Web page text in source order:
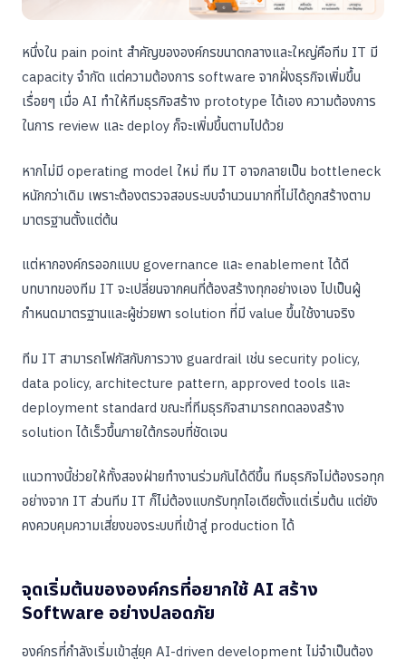
หนึ่งใน pain point สำคัญขององค์กรขนาดกลางและใหญ่คือทีม IT มี
capacity จำกัด แต่ความต้องการ software จากฝั่งธุรกิจเพิ่มขึ้น
เรื่อยๆ เมื่อ AI ทำให้ทีมธุรกิจสร้าง prototype ได้เอง ความต้องการ
ในการ review และ deploy ก็จะเพิ่มขึ้นตามไปด้วย
หากไม่มี operating model ใหม่ ทีม IT อาจกลายเป็น bottleneck
หนักกว่าเดิม เพราะต้องตรวจสอบระบบจำนวนมากที่ไม่ได้ถูกสร้างตาม
มาตรฐานตั้งแต่ต้น
แต่หากองค์กรออกแบบ governance และ enablement ได้ดี
บทบาทของทีม IT จะเปลี่ยนจากคนที่ต้องสร้างทุกอย่างเอง ไปเป็นผู้
กำหนดมาตรฐานและผู้ช่วยพา solution ที่มี value ขึ้นใช้งานจริง
ทีม IT สามารถโฟกัสกับการวาง guardrail เช่น security policy,
data policy, architecture pattern, approved tools และ
deployment standard ขณะที่ทีมธุรกิจสามารถทดลองสร้าง
solution ได้เร็วขึ้นภายใต้กรอบที่ชัดเจน
แนวทางนี้ช่วยให้ทั้งสองฝ่ายทำงานร่วมกันได้ดีขึ้น ทีมธุรกิจไม่ต้องรอทุก
อย่างจาก IT ส่วนทีม IT ก็ไม่ต้องแบกรับทุกไอเดียตั้งแต่เริ่มต้น แต่ยัง
คงควบคุมความเสี่ยงของระบบที่เข้าสู่ production ได้
จุดเริ่มต้นขององค์กรที่อยากใช้ AI สร้าง
Software อย่างปลอดภัย
องค์กรที่กำลังเริ่มเข้าสู่ยุค AI-driven development ไม่จำเป็นต้อง